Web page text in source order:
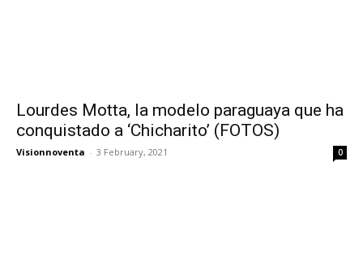
Lourdes Motta, la modelo paraguaya que ha
conquistado a ‘Chicharito’ (FOTOS)
Visionnoventa - 3 February, 2021 0